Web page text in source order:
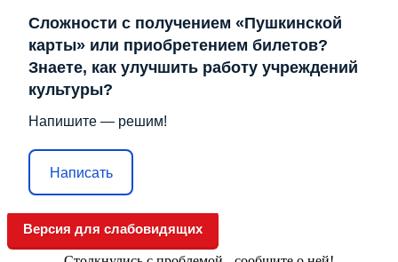
Сложности с получением «Пушкинской
карты» или приобретением билетов?
Знаете, как улучшить работу учреждений
культуры?
Напишите — решим!
Написать
Версия для слабовидящих